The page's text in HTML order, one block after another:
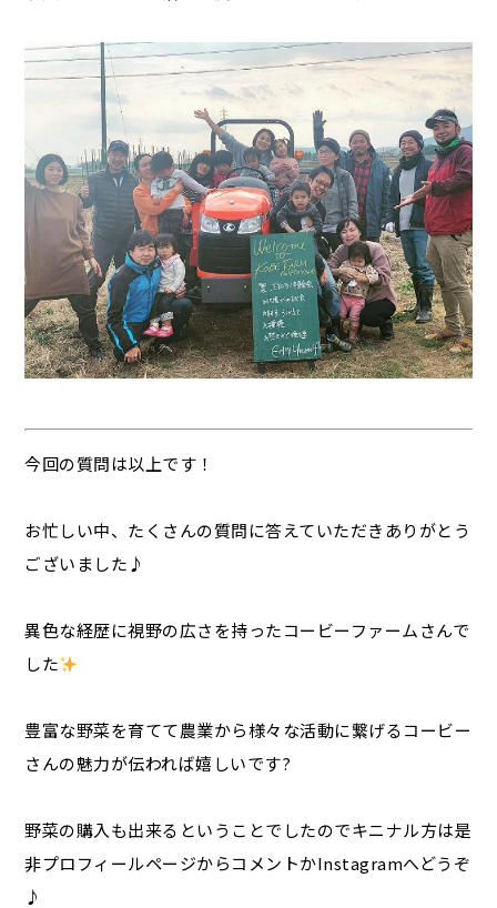
今回の質問は以上です！
お忙しい中、たくさんの質問に答えていただきありがとう
ございました♪
異色な経歴に視野の広さを持ったコービーファームさんで
した
豊富な野菜を育てて農業から様々な活動に繋げるコービー
さんの魅力が伝われば嬉しいです?
野菜の購入も出来るということでしたのでキニナル方は是
非プロフィールページからコメントかInstagramへどうぞ
♪